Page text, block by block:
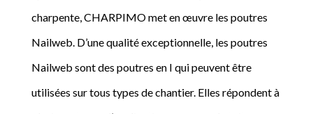
charpente, CHARPIMO met en œuvre les poutres
Nailweb. D’une qualité exceptionnelle, les poutres
Nailweb sont des poutres en I qui peuvent être
utilisées sur tous types de chantier. Elles répondent à